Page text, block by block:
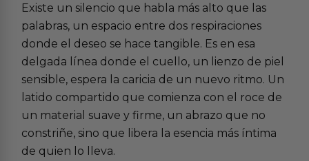
Existe un silencio que habla más alto que las
palabras, un espacio entre dos respiraciones
donde el deseo se hace tangible. Es en esa
delgada línea donde el cuello, un lienzo de piel
sensible, espera la caricia de un nuevo ritmo. Un
latido compartido que comienza con el roce de
un material suave y firme, un abrazo que no
constriñe, sino que libera la esencia más íntima
de quien lo lleva.